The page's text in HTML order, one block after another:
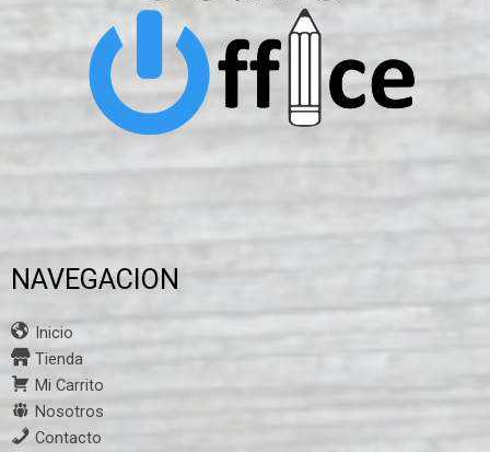
NAVEGACION
Inicio
Tienda
Mi Carrito
Nosotros
Contacto